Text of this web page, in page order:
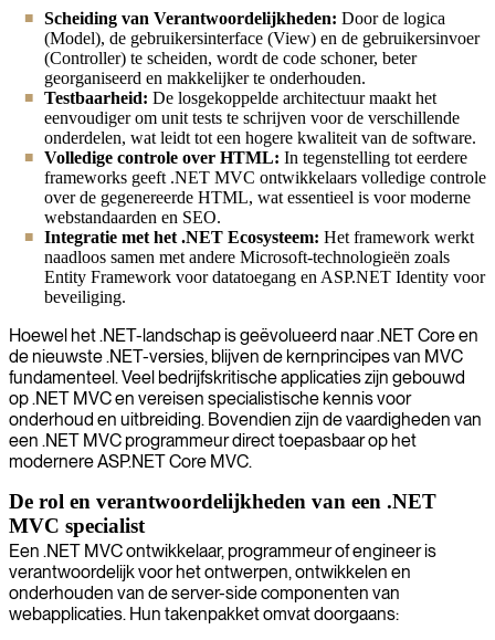
Scheiding van Verantwoordelijkheden: Door de logica
(Model), de gebruikersinterface (View) en de gebruikersinvoer
(Controller) te scheiden, wordt de code schoner, beter
georganiseerd en makkelijker te onderhouden.
Testbaarheid: De losgekoppelde architectuur maakt het
eenvoudiger om unit tests te schrijven voor de verschillende
onderdelen, wat leidt tot een hogere kwaliteit van de software.
Volledige controle over HTML: In tegenstelling tot eerdere
frameworks geeft .NET MVC ontwikkelaars volledige controle
over de gegenereerde HTML, wat essentieel is voor moderne
webstandaarden en SEO.
Integratie met het .NET Ecosysteem: Het framework werkt
naadloos samen met andere Microsoft-technologieën zoals
Entity Framework voor datatoegang en ASP.NET Identity voor
beveiliging.
Hoewel het .NET-landschap is geëvolueerd naar .NET Core en
de nieuwste .NET-versies, blijven de kernprincipes van MVC
fundamenteel. Veel bedrijfskritische applicaties zijn gebouwd
op .NET MVC en vereisen specialistische kennis voor
onderhoud en uitbreiding. Bovendien zijn de vaardigheden van
een .NET MVC programmeur direct toepasbaar op het
modernere ASP.NET Core MVC.
De rol en verantwoordelijkheden van een .NET
MVC specialist
Een .NET MVC ontwikkelaar, programmeur of engineer is
verantwoordelijk voor het ontwerpen, ontwikkelen en
onderhouden van de server-side componenten van
webapplicaties. Hun takenpakket omvat doorgaans: